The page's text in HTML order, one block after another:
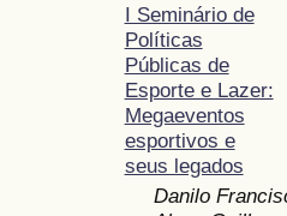
I Seminário de
Políticas
Públicas de
Esporte e Lazer:
Megaeventos
esportivos e
seus legados
Danilo